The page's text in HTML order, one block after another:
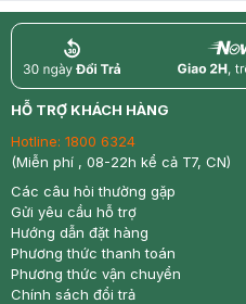
return nowfree
HỖ TRỢ KHÁCH HÀNG
Hotline: 1800 6324
(Miễn phí , 08-22h kể cả T7, CN)
Các câu hỏi thường gặp
Gửi yêu cầu hỗ trợ
Hướng dẫn đặt hàng
Phương thức thanh toán
Phương thức vận chuyển
Chính sách đổi trả